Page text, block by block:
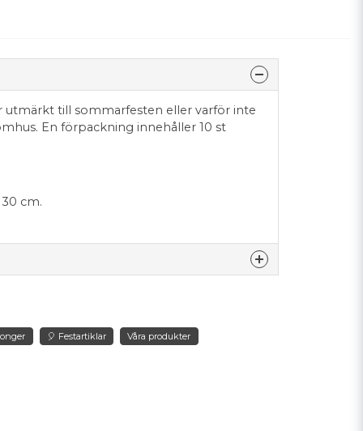
utmärkt till sommarfesten eller varför inte
En förpackning innehåller 10 st
cm.
produkten...
🎈 Festartiklar Våra produkter